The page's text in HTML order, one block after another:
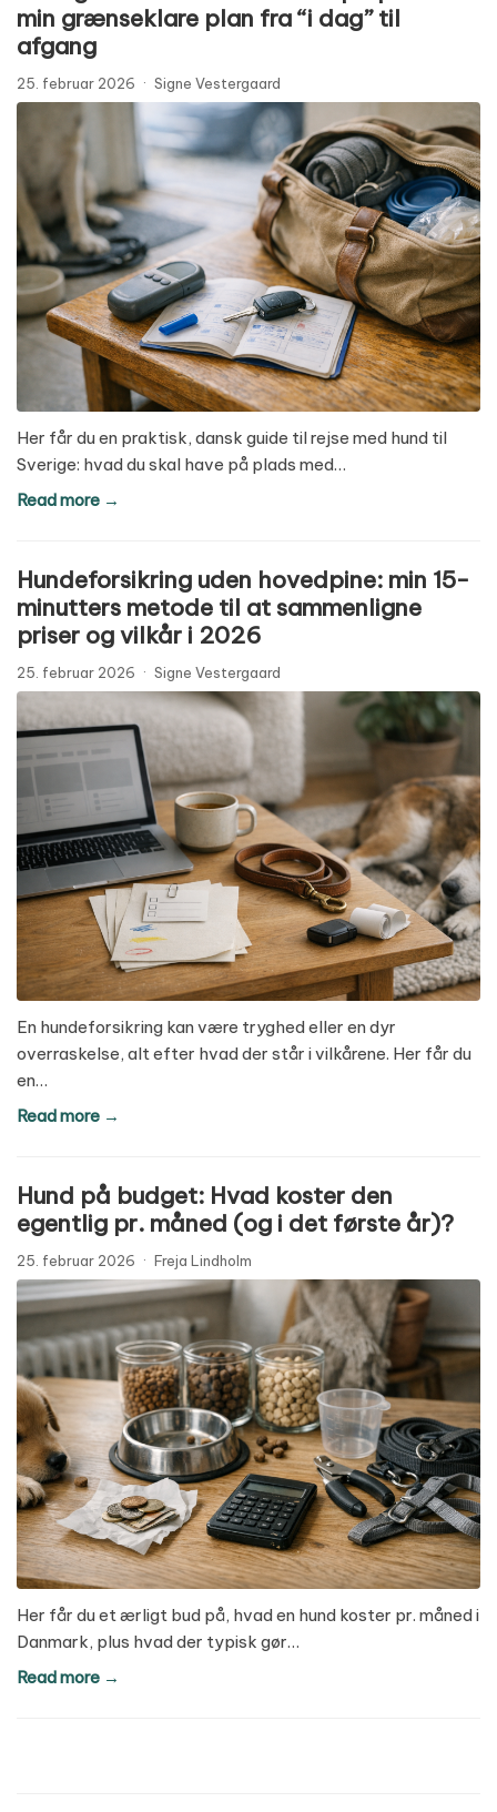
min grænseklare plan fra “i dag” til
afgang
25. februar 2026 · Signe Vestergaard
Her får du en praktisk, dansk guide til rejse med hund til
Sverige: hvad du skal have på plads med…
Read more →
Hundeforsikring uden hovedpine: min 15-
minutters metode til at sammenligne
priser og vilkår i 2026
25. februar 2026 · Signe Vestergaard
En hundeforsikring kan være tryghed eller en dyr
overraskelse, alt efter hvad der står i vilkårene. Her får du
en…
Read more →
Hund på budget: Hvad koster den
egentlig pr. måned (og i det første år)?
25. februar 2026 · Freja Lindholm
Her får du et ærligt bud på, hvad en hund koster pr. måned i
Danmark, plus hvad der typisk gør…
Read more →